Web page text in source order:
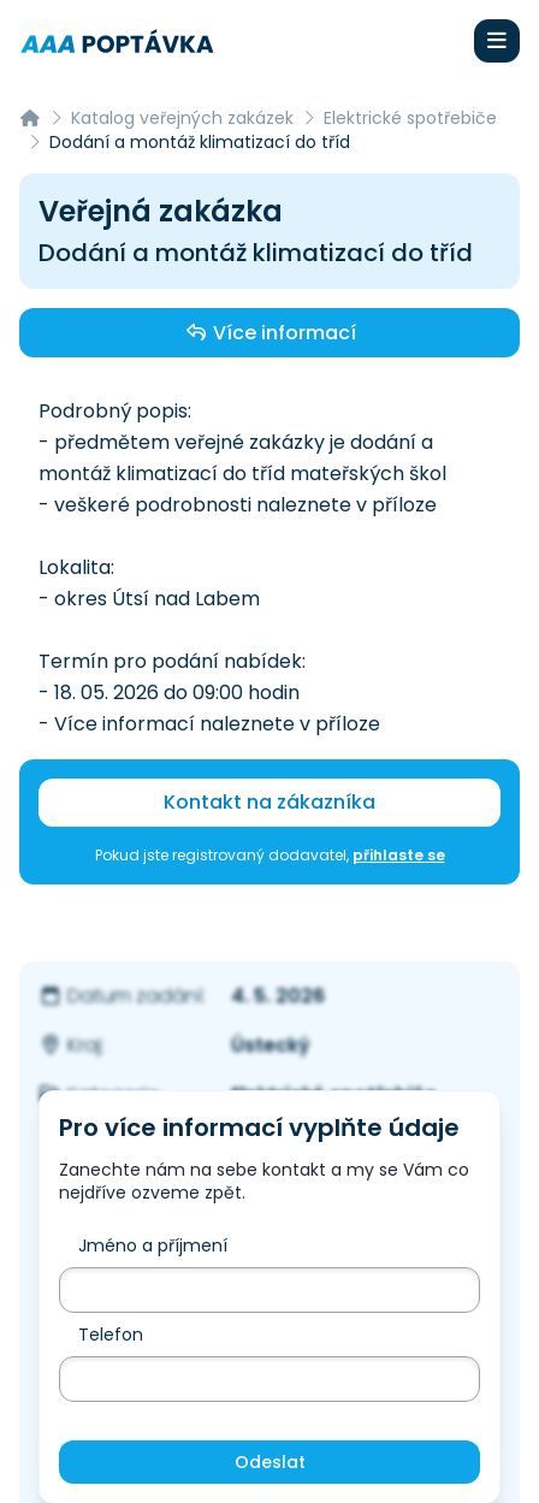
Katalog veřejných zakázek
Elektrické spotřebiče
Dodání a montáž klimatizací do tříd
Veřejná zakázka
Dodání a montáž klimatizací do tříd
Více informací
Podrobný popis:
- předmětem veřejné zakázky je dodání a
montáž klimatizací do tříd mateřských škol
- veškeré podrobnosti naleznete v příloze
Lokalita:
- okres Útsí nad Labem
Termín pro podání nabídek:
- 18. 05. 2026 do 09:00 hodin
- Více informací naleznete v příloze
Kontakt na zákazníka
Pokud jste registrovaný dodavatel, přihlaste se
Datum zadání:
4. 5. 2026
Kraj:
Ústecký
Kategorie:
Elektrické spotřebiče
Pro více informací vyplňte údaje
Zanechte nám na sebe kontakt a my se Vám co
nejdříve ozveme zpět.
Jméno a příjmení
Telefon
Odeslat